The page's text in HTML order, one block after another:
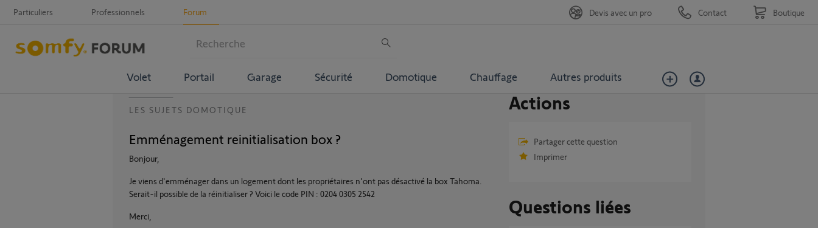
Particuliers Professionnels Forum
Volet Portail Garage Sécurité Domotique Chauffage Autres produits
Devis avec un pro Contact Boutique
LES SUJETS DOMOTIQUE
Emménagement reinitialisation box ?
Bonjour,
Je viens d'emménager dans un logement dont les propriétaires n'ont pas désactivé la box Tahoma.
Serait-il possible de la réinitialiser ? Voici le code PIN : 0204 0305 2542
Merci,
Actions
Partager cette question
Imprimer
Questions liées